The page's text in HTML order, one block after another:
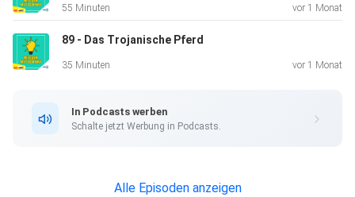
2: Santorini von oben
3: Auge der Sahara von oben
Die Kapitel von Folge 38:
55 Minuten vor 1 Monat
89 - Das Trojanische Pferd
35 Minuten vor 1 Monat
In Podcasts werben
Schalte jetzt Werbung in Podcasts.
Alle Episoden anzeigen